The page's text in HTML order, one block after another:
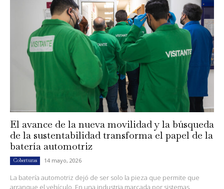
El avance de la nueva movilidad y la búsqueda
de la sustentabilidad transforma el papel de la
batería automotriz
Coberturas 14 mayo, 2026
La batería automotriz dejó de ser solo la pieza que permite que
arranque el vehículo. En una industria marcada por sistemas